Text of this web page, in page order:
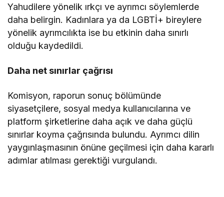
Yahudilere yönelik ırkçı ve ayrımcı söylemlerde
daha belirgin. Kadınlara ya da LGBTİ+ bireylere
yönelik ayrımcılıkta ise bu etkinin daha sınırlı
olduğu kaydedildi.
Daha net sınırlar çağrısı
Komisyon, raporun sonuç bölümünde
siyasetçilere, sosyal medya kullanıcılarına ve
platform şirketlerine daha açık ve daha güçlü
sınırlar koyma çağrısında bulundu. Ayrımcı dilin
yaygınlaşmasının önüne geçilmesi için daha kararlı
adımlar atılması gerektiği vurgulandı.